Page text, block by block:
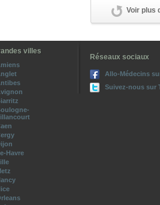
Voir plus
villes
Havre
Réseaux sociaux
Allo-Médecins
Suivez-nous sur